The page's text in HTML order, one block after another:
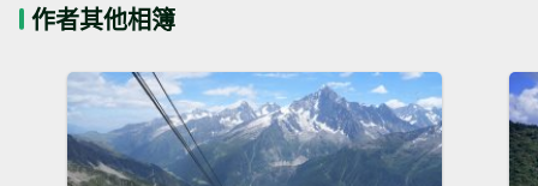
作者其他相簿